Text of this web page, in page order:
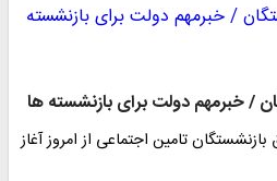
/ خبرمهم دولت برای بازنشسته ها
تامین اجتماعی از امروز آغاز